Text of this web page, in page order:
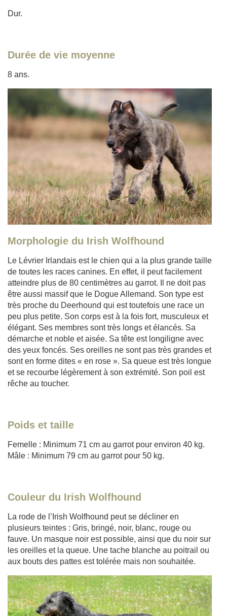
Dur.
Durée de vie moyenne
8 ans.
Morphologie du Irish Wolfhound
Le Lévrier Irlandais est le chien qui a la plus grande taille
de toutes les races canines. En effet, il peut facilement
atteindre plus de 80 centimètres au garrot. Il ne doit pas
être aussi massif que le Dogue Allemand. Son type est
très proche du Deerhound qui est toutefois une race un
peu plus petite. Son corps est à la fois fort, musculeux et
élégant. Ses membres sont très longs et élancés. Sa
démarche et noble et aisée. Sa tête est longiligne avec
des yeux foncés. Ses oreilles ne sont pas très grandes et
sont en forme dites « en rose ». Sa queue est très longue
et se recourbe légèrement à son extrémité. Son poil est
rêche au toucher.
Poids et taille
Femelle : Minimum 71 cm au garrot pour environ 40 kg.
Mâle : Minimum 79 cm au garrot pour 50 kg.
Couleur du Irish Wolfhound
La rode de l’Irish Wolfhound peut se décliner en
plusieurs teintes : Gris, bringé, noir, blanc, rouge ou
fauve. Un masque noir est possible, ainsi que du noir sur
les oreilles et la queue. Une tache blanche au poitrail ou
aux bouts des pattes est tolérée mais non souhaitée.